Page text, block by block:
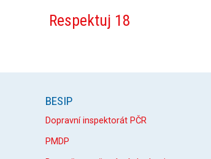
Respektuj 18
BESIP
Dopravní inspektorát PČR
PMDP